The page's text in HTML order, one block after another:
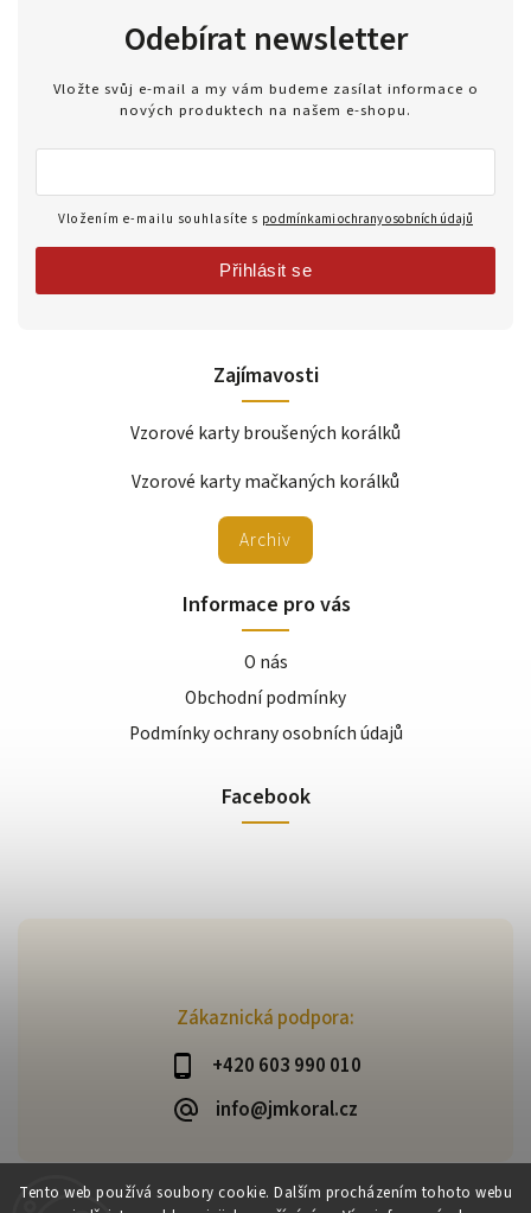
Tento web používá soubory cookie. Dalším procházením tohoto webu
Zákaznická podpora:
+420 603 990 010
info@jmkoral.cz
Zajímavosti
Vzorové karty broušených korálků
Vzorové karty mačkaných korálků
Archiv
Odebírat newsletter
Vložte svůj e-mail a my vám budeme zasílat informace o
nových produktech na našem e-shopu.
Vložením e-mailu souhlasíte s podmínkami ochrany osobních údajů
Přihlásit se
Informace pro vás
O nás
Obchodní podmínky
Podmínky ochrany osobních údajů
Facebook